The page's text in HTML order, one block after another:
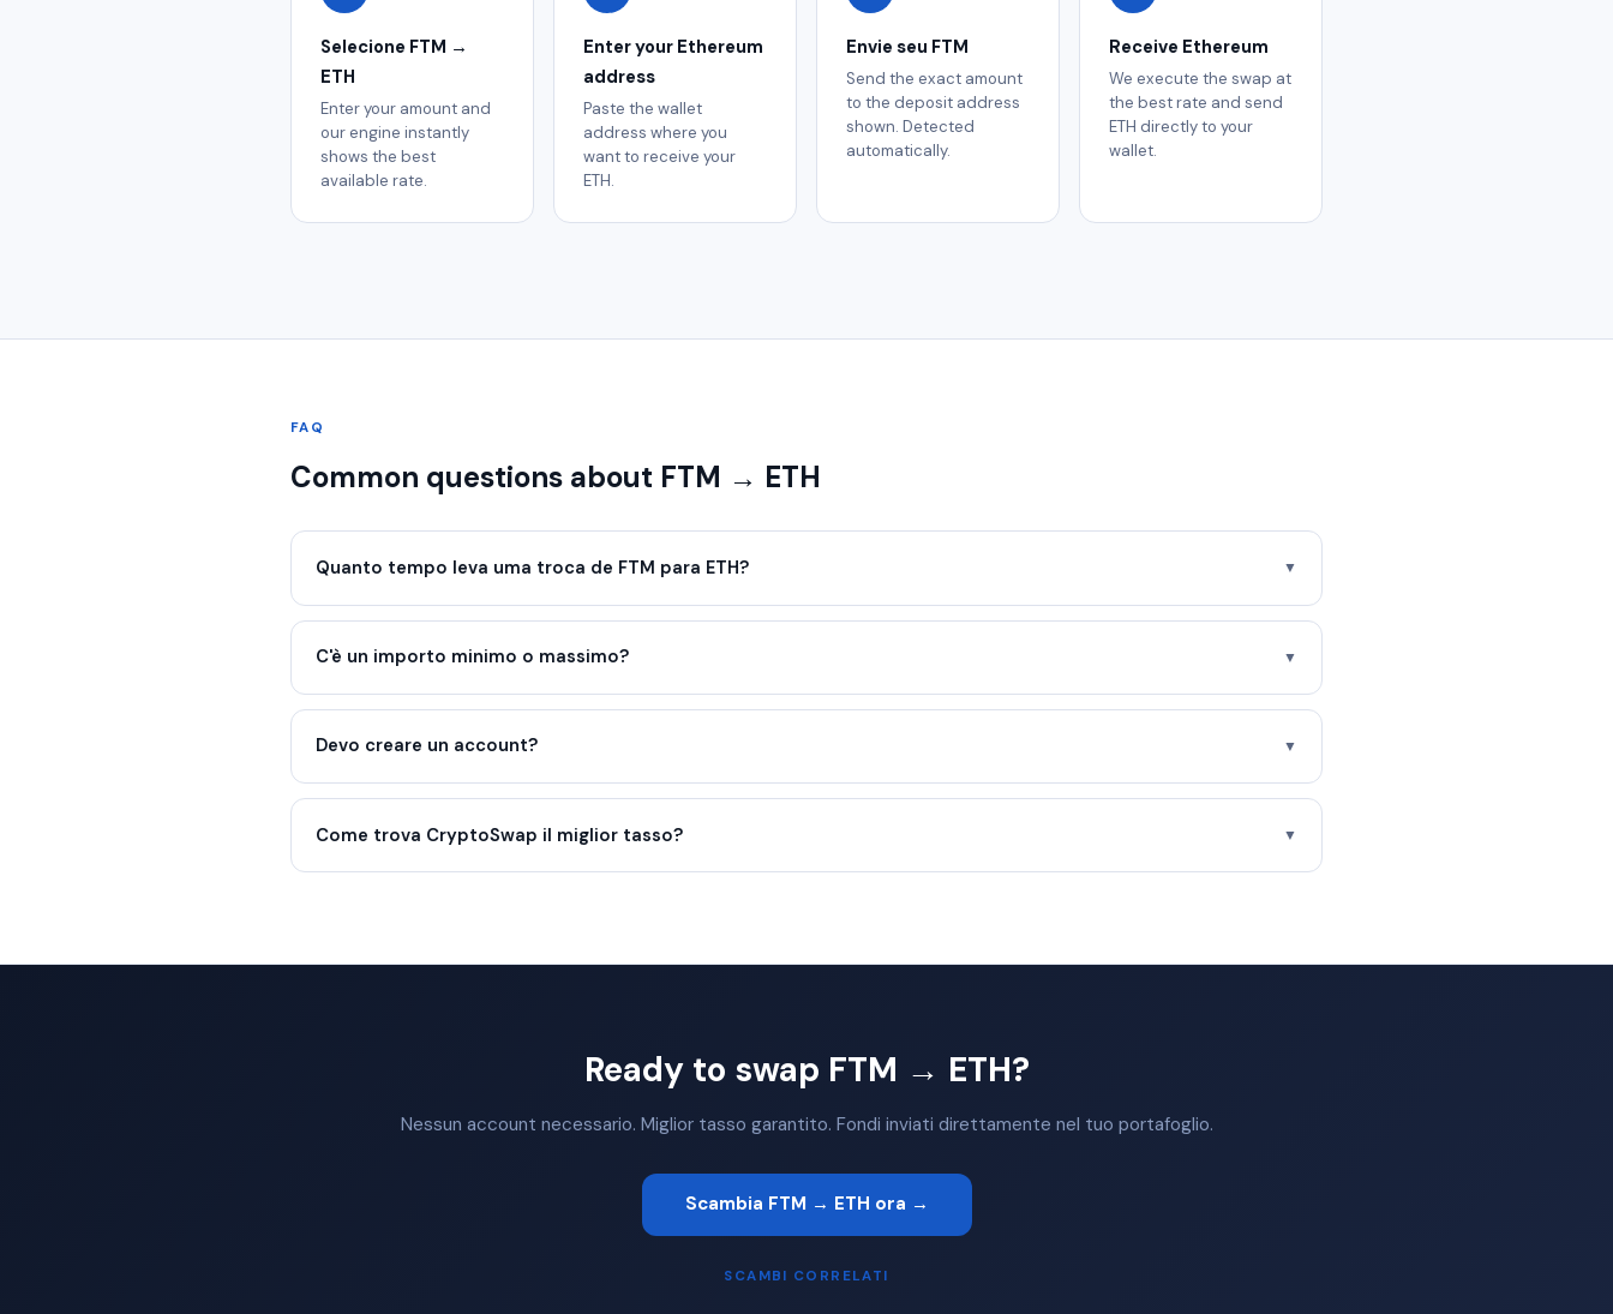
Selecione FTM →
ETH
Enter your amount and
our engine instantly
shows the best
available rate.
Enter your Ethereum
address
Paste the wallet
address where you
want to receive your
ETH.
Envie seu FTM
Send the exact amount
to the deposit address
shown. Detected
automatically.
Receive Ethereum
We execute the swap at
the best rate and send
ETH directly to your
wallet.
FAQ
Common questions about FTM → ETH
Quanto tempo leva uma troca de FTM para ETH? ▼
C'è un importo minimo o massimo? ▼
Devo creare un account? ▼
Come trova CryptoSwap il miglior tasso? ▼
Ready to swap FTM → ETH?
Nessun account necessario. Miglior tasso garantito. Fondi inviati direttamente nel tuo portafoglio.
Scambia FTM → ETH ora →
SCAMBI CORRELATI